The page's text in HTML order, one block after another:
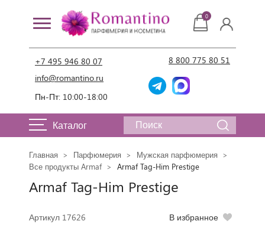
+7 495 946 80 07
info@romantino.ru
Пн-Пт: 10:00-18:00
8 800 775 80 51
0
Каталог
Главная Парфюмерия
Мужская парфюмерия
Все продукты Armaf
Armaf Tag-Him Prestige
Armaf Tag-Him Prestige
Артикул 17626 В избранное